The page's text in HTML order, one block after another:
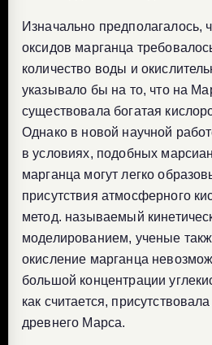
Изначально предполагалось,
оксидов марганца
количество воды и
указывало бы на то, что на
существовала богатая
Однако в новой научной
в условиях, подобных
марганца могут легко
присутствия атмосферного
метод. называемый
моделированием, ученые
окисление марганца
большой концентрации
как считается,
древнего Марса.